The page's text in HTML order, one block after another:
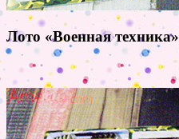
Лото «Военная техника»